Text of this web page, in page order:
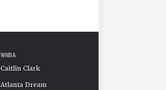
WNBA
Caitlin Clark
Atlanta Dream